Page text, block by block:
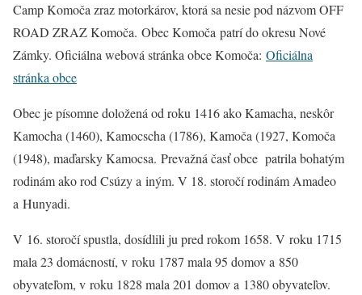
Camp Komoča zraz motorkárov, ktorá sa nesie pod názvom OFF
ROAD ZRAZ Komoča. Obec Komoča patrí do okresu Nové
Zámky. Oficiálna webová stránka obce Komoča: Oficiálna
stránka obce
Obec je písomne doložená od roku 1416 ako Kamacha, neskôr
Kamocha (1460), Kamocscha (1786), Kamoča (1927, Komoča
(1948), maďarsky Kamocsa. Prevažná časť obce patrila bohatým
rodinám ako rod Csúzy a iným. V 18. storočí rodinám Amadeo
a Hunyadi.
V 16. storočí spustla, dosídlili ju pred rokom 1658. V roku 1715
mala 23 domácností, v roku 1787 mala 95 domov a 850
obyvateľom, v roku 1828 mala 201 domov a 1380 obyvateľov.